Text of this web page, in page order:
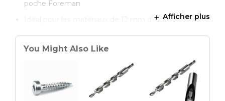
poche Foreman
Idéal pour les matériaux de 12 mm d’épaisseur et les
Permet un perçage rapide et facile
Pointe pilote de 4 mm de diamètre
Conception monobloc en acier rapide industriel
Afficher plus
You Might Also Like